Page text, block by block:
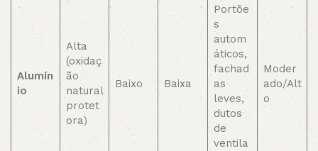
Alumín
io
Alta
(oxidaç
ão
natural
protet
ora)
Baixo Baixa
Portõe
s
autom
áticos,
fachad
as
leves,
dutos
de
ventila
Moder
ado/Alt
o